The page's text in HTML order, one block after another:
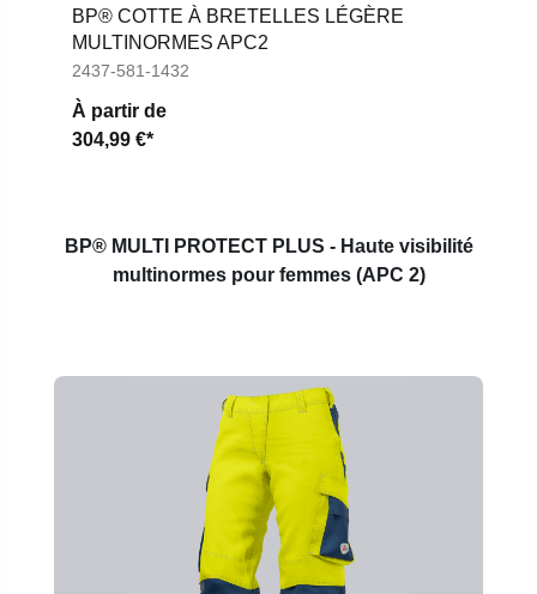
BP® COTTE À BRETELLES LÉGÈRE
MULTINORMES APC2
2437-581-1432
À partir de
304,99 €*
BP® MULTI PROTECT PLUS - Haute visibilité
multinormes pour femmes (APC 2)